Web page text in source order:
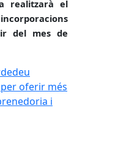
realitzarà el
del mes de
renoven el seu
oferir més
i